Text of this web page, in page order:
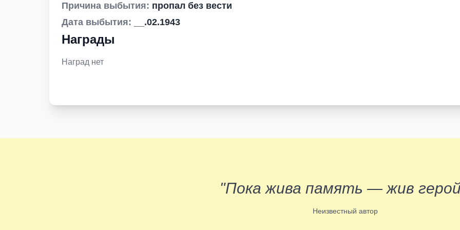
Причина выбытия: пропал без вести
Дата выбытия:
__.02.1943
Награды
Наград нет
"Пока жива память — жив
Неизвестный автор